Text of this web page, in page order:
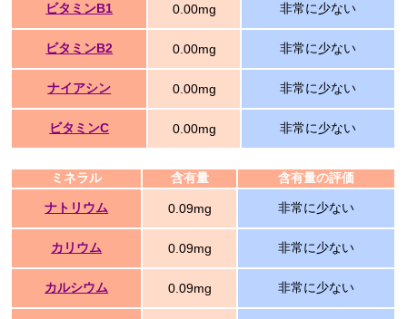
ビタミンB1 0.00mg 非常に少ない
ビタミンB2 0.00mg 非常に少ない
ナイアシン 0.00mg 非常に少ない
ビタミンC 0.00mg 非常に少ない
ミネラル 含有量 含有量の評価
ナトリウム 0.09mg 非常に少ない
カリウム 0.09mg 非常に少ない
カルシウム 0.09mg 非常に少ない